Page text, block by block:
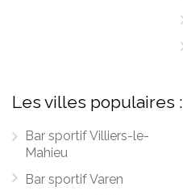
Les villes populaires :
Bar sportif Villiers-le-
Mahieu
Bar sportif Varen